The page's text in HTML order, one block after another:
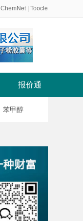
ChemNet| Toocle
报价通
苯甲醇